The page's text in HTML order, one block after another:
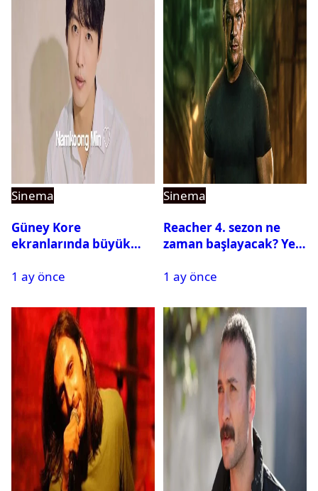
Sinema
Güney Kore
ekranlarında büyük
Min yeniden KBS ile
1 ay önce
Sinema
Reacher 4. sezon ne
zaman başlayacak? Yeni
detaylar
1 ay önce